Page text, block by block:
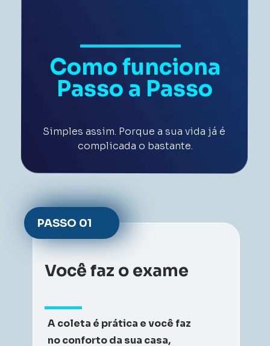
Como funciona
Passo a Passo
Simples assim. Porque a sua vida já é
complicada o bastante.
PASSO 01
Você faz o exame
A coleta é prática e você faz
no conforto da sua casa,